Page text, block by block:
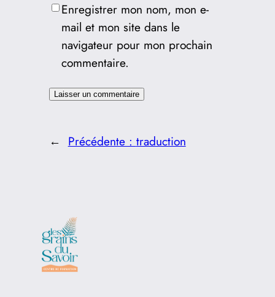
Enregistrer mon nom, mon e-
mail et mon site dans le
navigateur pour mon prochain
commentaire.
← Précédente : traduction